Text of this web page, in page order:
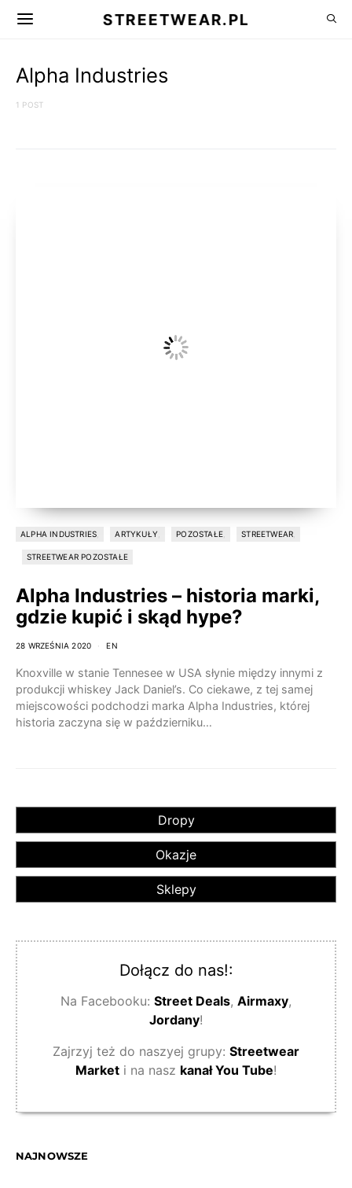
STREETWEAR.PL
Alpha Industries
1 POST
ALPHA INDUSTRIES ARTYKUŁY POZOSTAŁE STREETWEAR
STREETWEAR POZOSTAŁE
Alpha Industries – historia marki,
gdzie kupić i skąd hype?
28 WRZEŚNIA 2020 EN
Knoxville w stanie Tennesee w USA słynie między innymi z
produkcji whiskey Jack Daniel’s. Co ciekawe, z tej samej
miejscowości podchodzi marka Alpha Industries, której
historia zaczyna się w październiku…
Dropy
Okazje
Sklepy
Dołącz do nas!:
Na Facebooku: Street Deals, Airmaxy,
Jordany!
Zajrzyj też do naszyej grupy: Streetwear
Market i na nasz kanał You Tube!
NAJNOWSZE